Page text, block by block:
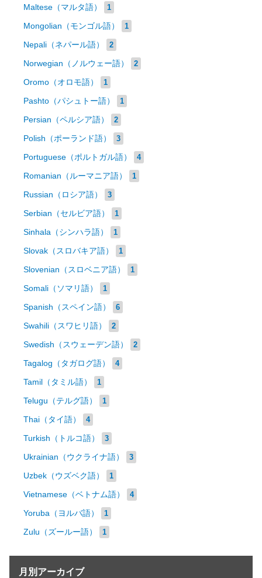
Maltese（マルタ語） 1
Mongolian（モンゴル語） 1
Nepali（ネパール語） 2
Norwegian（ノルウェー語） 2
Oromo（オロモ語） 1
Pashto（パシュトー語） 1
Persian（ペルシア語） 2
Polish（ポーランド語） 3
Portuguese（ポルトガル語） 4
Romanian（ルーマニア語） 1
Russian（ロシア語） 3
Serbian（セルビア語） 1
Sinhala（シンハラ語） 1
Slovak（スロバキア語） 1
Slovenian（スロベニア語） 1
Somali（ソマリ語） 1
Spanish（スペイン語） 6
Swahili（スワヒリ語） 2
Swedish（スウェーデン語） 2
Tagalog（タガログ語） 4
Tamil（タミル語） 1
Telugu（テルグ語） 1
Thai（タイ語） 4
Turkish（トルコ語） 3
Ukrainian（ウクライナ語） 3
Uzbek（ウズベク語） 1
Vietnamese（ベトナム語） 4
Yoruba（ヨルバ語） 1
Zulu（ズールー語） 1
月別アーカイブ